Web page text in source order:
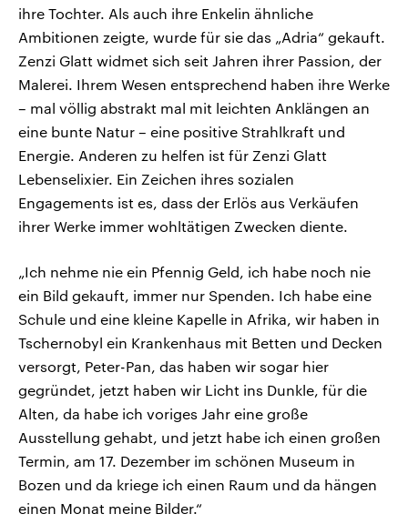
ihre Tochter. Als auch ihre Enkelin ähnliche
Ambitionen zeigte, wurde für sie das „Adria“ gekauft.
Zenzi Glatt widmet sich seit Jahren ihrer Passion, der
Malerei. Ihrem Wesen entsprechend haben ihre Werke
– mal völlig abstrakt mal mit leichten Anklängen an
eine bunte Natur – eine positive Strahlkraft und
Energie. Anderen zu helfen ist für Zenzi Glatt
Lebenselixier. Ein Zeichen ihres sozialen
Engagements ist es, dass der Erlös aus Verkäufen
ihrer Werke immer wohltätigen Zwecken diente.
„Ich nehme nie ein Pfennig Geld, ich habe noch nie
ein Bild gekauft, immer nur Spenden. Ich habe eine
Schule und eine kleine Kapelle in Afrika, wir haben in
Tschernobyl ein Krankenhaus mit Betten und Decken
versorgt, Peter-Pan, das haben wir sogar hier
gegründet, jetzt haben wir Licht ins Dunkle, für die
Alten, da habe ich voriges Jahr eine große
Ausstellung gehabt, und jetzt habe ich einen großen
Termin, am 17. Dezember im schönen Museum in
Bozen und da kriege ich einen Raum und da hängen
einen Monat meine Bilder.“